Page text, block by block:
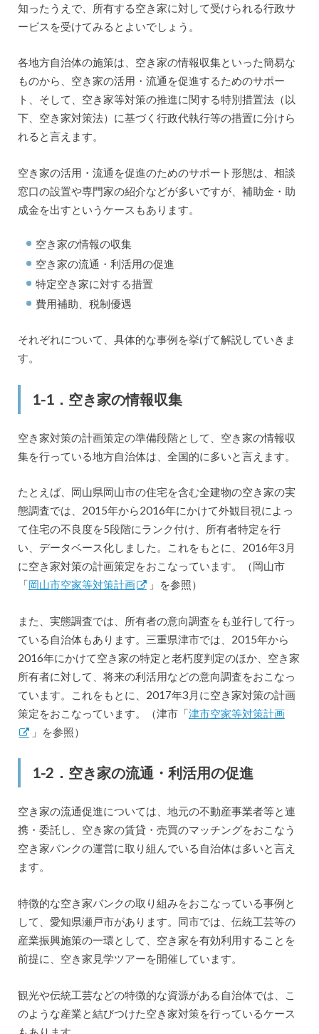
知ったうえで、所有する空き家に対して受けられる行政サ
ービスを受けてみるとよいでしょう。
各地方自治体の施策は、空き家の情報収集といった簡易な
ものから、空き家の活用・流通を促進するためのサポー
ト、そして、空き家等対策の推進に関する特別措置法（以
下、空き家対策法）に基づく行政代執行等の措置に分けら
れると言えます。
空き家の活用・流通を促進のためのサポート形態は、相談
窓口の設置や専門家の紹介などが多いですが、補助金・助
成金を出すというケースもあります。
空き家の情報の収集
空き家の流通・利活用の促進
特定空き家に対する措置
費用補助、税制優遇
それぞれについて、具体的な事例を挙げて解説していきま
す。
1-1．空き家の情報収集
空き家対策の計画策定の準備段階として、空き家の情報収
集を行っている地方自治体は、全国的に多いと言えます。
たとえば、岡山県岡山市の住宅を含む全建物の空き家の実
態調査では、2015年から2016年にかけて外観目視によっ
て住宅の不良度を5段階にランク付け、所有者特定を行
い、データベース化しました。これをもとに、2016年3月
に空き家対策の計画策定をおこなっています。（岡山市
「岡山市空家等対策計画 」を参照）
また、実態調査では、所有者の意向調査をも並行して行っ
ている自治体もあります。三重県津市では、2015年から
2016年にかけて空き家の特定と老朽度判定のほか、空き家
所有者に対して、将来の利活用などの意向調査をおこなっ
ています。これをもとに、2017年3月に空き家対策の計画
策定をおこなっています。（津市「津市空家等対策計画
」を参照）
1-2．空き家の流通・利活用の促進
空き家の流通促進については、地元の不動産事業者等と連
携・委託し、空き家の賃貸・売買のマッチングをおこなう
空き家バンクの運営に取り組んでいる自治体は多いと言え
ます。
特徴的な空き家バンクの取り組みをおこなっている事例と
して、愛知県瀬戸市があります。同市では、伝統工芸等の
産業振興施策の一環として、空き家を有効利用することを
前提に、空き家見学ツアーを開催しています。
観光や伝統工芸などの特徴的な資源がある自治体では、こ
のような産業と結びつけた空き家対策を行っているケース